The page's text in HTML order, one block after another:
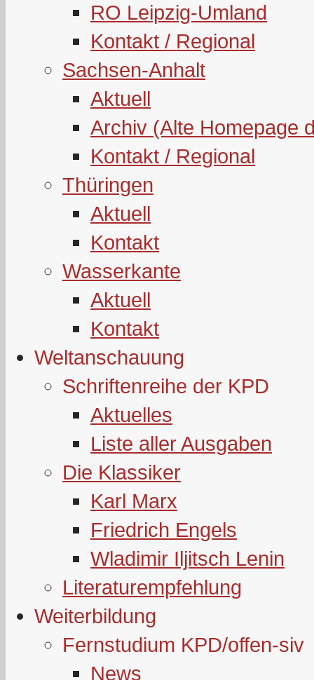
RO Leipzig-Umland
Kontakt / Regional
Sachsen-Anhalt
Aktuell
Archiv (Alte Homepage
Kontakt / Regional
Thüringen
Aktuell
Kontakt
Wasserkante
Aktuell
Kontakt
Weltanschauung
Schriftenreihe der KPD
Aktuelles
Liste aller Ausgaben
Die Klassiker
Karl Marx
Friedrich Engels
Wladimir Iljitsch Lenin
Literaturempfehlung
Weiterbildung
Fernstudium KPD/offen-siv
News